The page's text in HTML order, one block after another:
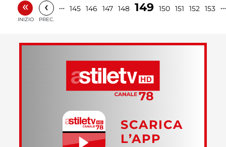
«
INIZIO
‹
PREC.
… 145 146 147 148 149 150 151 152 153 …
SCARICA
L’APP